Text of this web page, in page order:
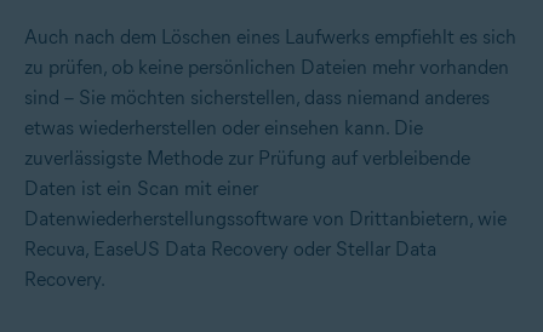
Auch nach dem Löschen eines Laufwerks empfiehlt es sich
zu prüfen, ob keine persönlichen Dateien mehr vorhanden
sind – Sie möchten sicherstellen, dass niemand anderes
etwas wiederherstellen oder einsehen kann. Die
zuverlässigste Methode zur Prüfung auf verbleibende
Daten ist ein Scan mit einer
Datenwiederherstellungssoftware von Drittanbietern, wie
Recuva, EaseUS Data Recovery oder Stellar Data
Recovery.